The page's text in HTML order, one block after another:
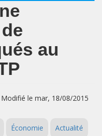
au
le mar, 18/08/2015
Économie Actualité